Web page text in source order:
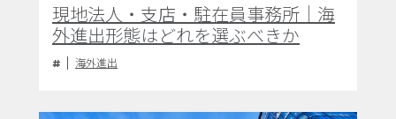
現地法人・支店・駐在員事務所｜海
外進出形態はどれを選ぶべきか
海外進出